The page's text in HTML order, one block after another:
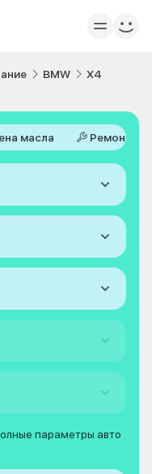
BMW X4
масла Ремонт
параметры авто